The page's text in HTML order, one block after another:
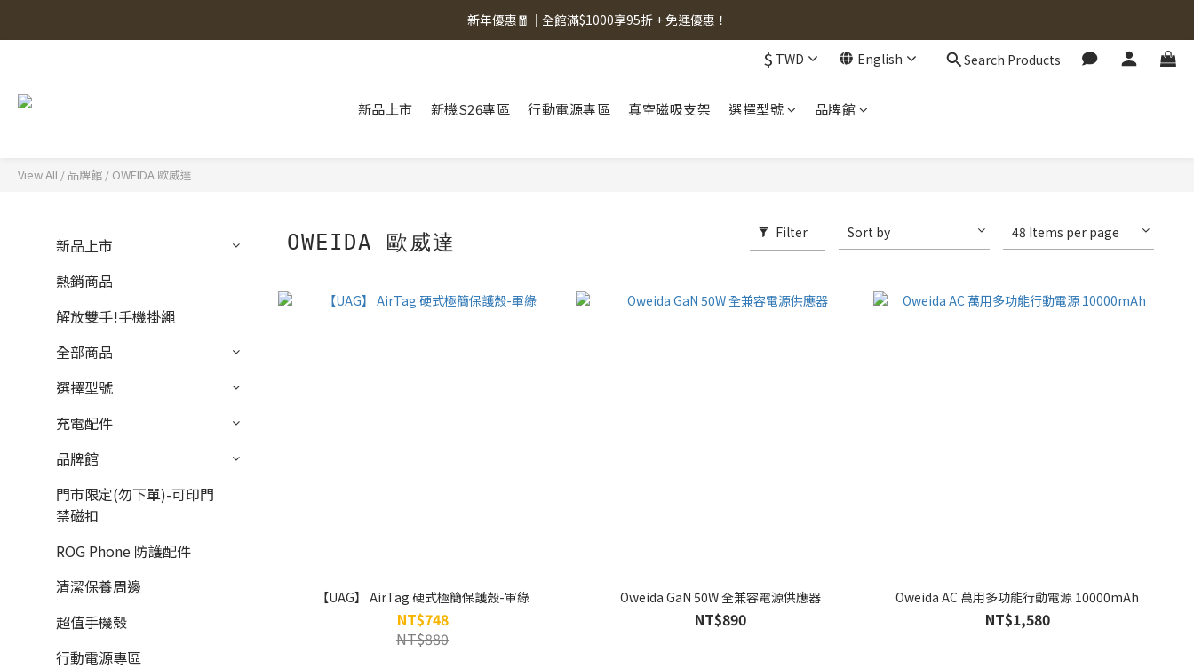
新年優惠🧧｜全館滿$1000享95折 + 免運優惠！
$ TWD English Search Products
新品上市 新機S26專區 行動電源專區 真空磁吸支架 選擇型號 品牌館
View All / 品牌館 / OWEIDA 歐威達
新品上市
熱銷商品
解放雙手!手機掛繩
全部商品
選擇型號
充電配件
品牌館
門市限定(勿下單)-可印門
禁磁扣
ROG Phone 防護配件
清潔保養周邊
超值手機殼
行動電源專區
OWEIDA 歐威達 Filter Sort by 48 Items per page
【UAG】 AirTag 硬式極簡保護殼-軍綠
NT$748
NT$880
Oweida GaN 50W 全兼容電源供應器
NT$890
Oweida AC 萬用多功能行動電源 10000mAh
NT$1,580